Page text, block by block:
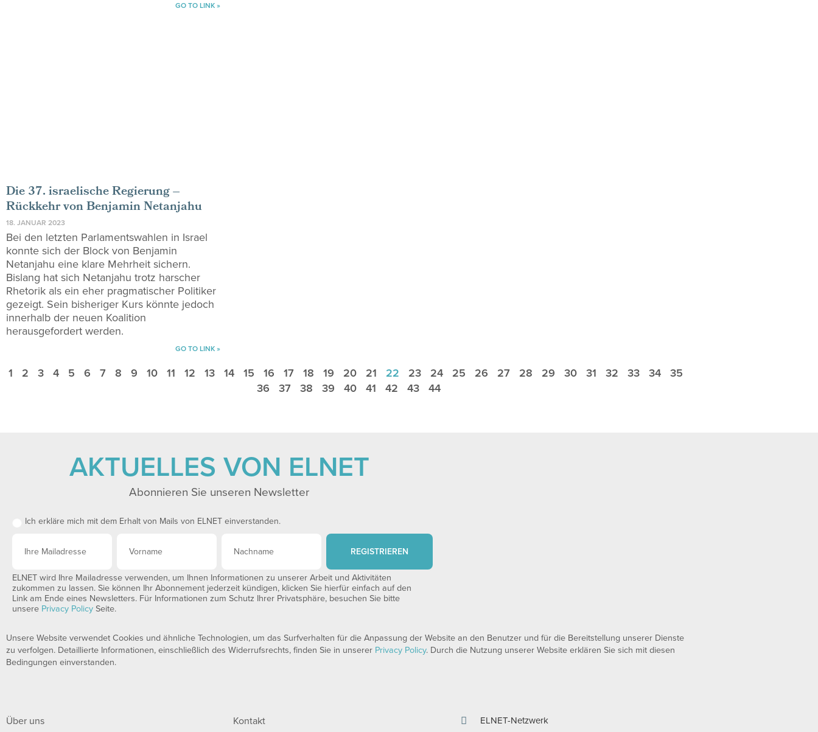
GO TO LINK »
Die 37. israelische Regierung –
Rückkehr von Benjamin Netanjahu
18. JANUAR 2023
Bei den letzten Parlamentswahlen in Israel
konnte sich der Block von Benjamin
Netanjahu eine klare Mehrheit sichern.
Bislang hat sich Netanjahu trotz harscher
Rhetorik als ein eher pragmatischer Politiker
gezeigt. Sein bisheriger Kurs könnte jedoch
innerhalb der neuen Koalition
herausgefordert werden.
GO TO LINK »
1 2 3 4 5 6 7 8 9 10 11 12 13 14 15 16 17 18 19 20 21 22 23 24 25 26 27 28 29 30 31 32 33 34
35
36
37 38 39 40 41 42 43 44
AKTUELLES VON ELNET
Abonnieren Sie unseren Newsletter
Ich erkläre mich mit dem Erhalt von Mails von ELNET einverstanden.
REGISTRIEREN
ELNET wird Ihre Mailadresse verwenden, um Ihnen Informationen zu unserer Arbeit und Aktivitäten
zukommen zu lassen. Sie können Ihr Abonnement jederzeit kündigen, klicken Sie hierfür einfach auf den
Link am Ende eines Newsletters. Für Informationen zum Schutz Ihrer Privatsphäre, besuchen Sie bitte
unsere Privacy Policy Seite.
Unsere Website verwendet Cookies und ähnliche Technologien, um das Surfverhalten für die Anpassung der Website an den Benutzer und für die Bereitstellung unserer Dienste
zu verfolgen. Detaillierte Informationen, einschließlich des Widerrufsrechts, finden Sie in unserer Privacy Policy. Durch die Nutzung unserer Website erklären Sie sich mit diesen
Bedingungen einverstanden.
Über uns
Kontakt
ELNET-Netzwerk